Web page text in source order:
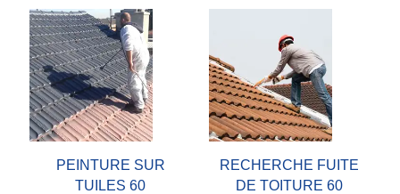
PEINTURE SUR
TUILES 60
RECHERCHE FUITE
DE TOITURE 60